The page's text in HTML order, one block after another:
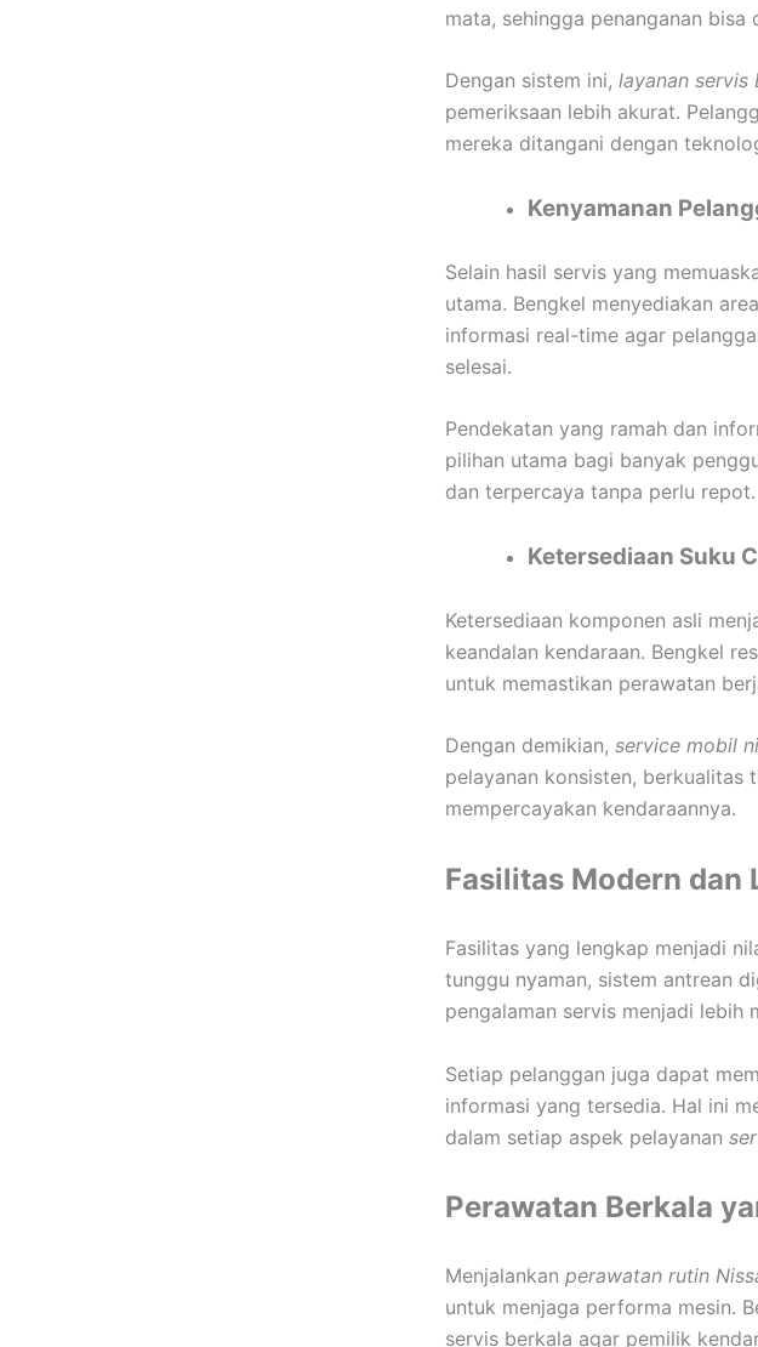
mata, sehingga penanganan bisa
Dengan sistem ini, layanan servis
pemeriksaan lebih akurat.
mereka ditangani dengan
Kenyamanan
Selain hasil servis yang
utama. Bengkel menyediakan
informasi real-time agar
selesai.
Pendekatan yang ramah dan
pilihan utama bagi banyak
dan terpercaya tanpa perlu repot.
Ketersediaan Suku
Ketersediaan komponen asli
keandalan kendaraan. Bengkel
untuk memastikan perawatan
Dengan demikian, service mobil
pelayanan konsisten, berkualitas
mempercayakan kendaraannya.
Fasilitas Modern dan
Fasilitas yang lengkap menjadi
tunggu nyaman, sistem antrean
pengalaman servis menjadi lebih
Setiap pelanggan juga dapat
informasi yang tersedia. Hal ini
dalam setiap aspek pelayanan
Perawatan Berkala
Menjalankan perawatan rutin
untuk menjaga performa mesin.
servis berkala agar pemilik